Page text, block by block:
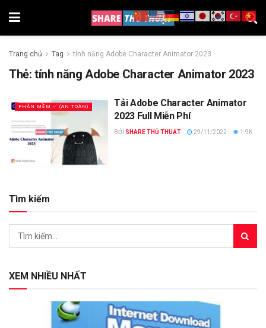
Trang chủ Tag tính năng Adobe Character Animator 2023
Thẻ:tính năng Adobe Character Animator 2023
PHẦN MỀM ✅ (AN TOÀN)
Tải Adobe Character Animator
2023 Full Miễn Phí
BỞI SHARE THỦ THUẬT 29/11/2022 1.9K
Tìm kiếm
XEM NHIỀU NHẤT